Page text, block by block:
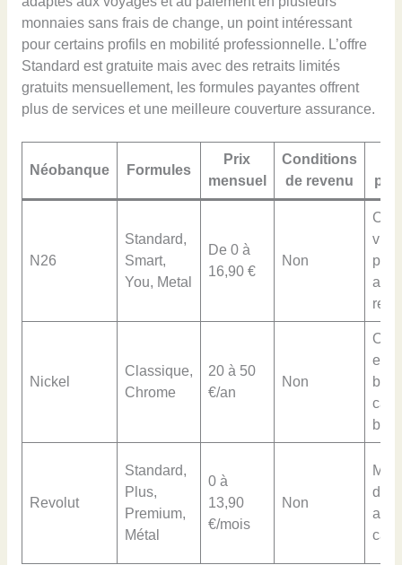
monnaies sans frais de change, un point intéressant
pour certains profils en mobilité professionnelle. L’offre
Standard est gratuite mais avec des retraits limités
gratuits mensuellement, les formules payantes offrent
plus de services et une meilleure couverture assurance.
Néobanque Formules
Prix
mensuel
Conditions
de revenu
N26
Standard,
Smart,
You, Metal
De 0 à
16,90 €
Non
Nickel
Classique,
Chrome
20 à 50
€/an
Non
en
Revolut
Standard,
Plus,
Premium,
Métal
0 à
13,90
€/mois
Non